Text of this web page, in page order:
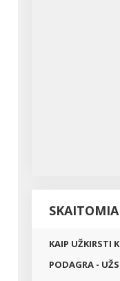
KAIP UŽKIRSTI
PODAGRA -